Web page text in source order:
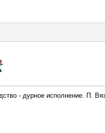
- дурное исполнение. П.